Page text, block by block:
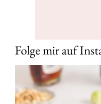
Folge mir auf